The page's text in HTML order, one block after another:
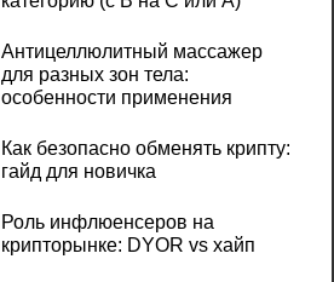
Антицеллюлитный массажер
для разных зон тела:
особенности применения
Как безопасно обменять крипту:
гайд для новичка
Роль инфлюенсеров на
крипторынке: DYOR vs хайп